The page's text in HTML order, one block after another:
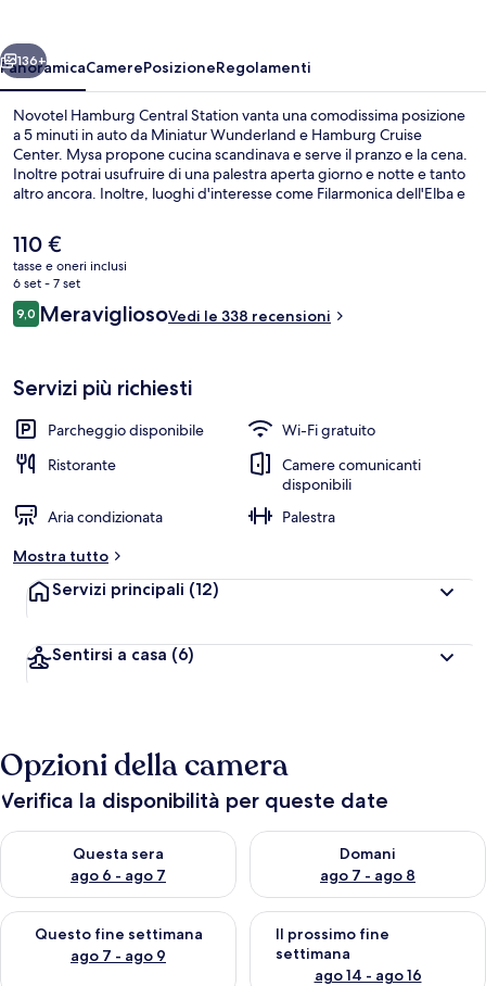
Avanti
136+
PanoramicaCamerePosizioneRegolamenti
Novotel Hamburg Central Station vanta una comodissima posizione
a 5 minuti in auto da Miniatur Wunderland e Hamburg Cruise
Center. Mysa propone cucina scandinava e serve il pranzo e la cena.
Inoltre potrai usufruire di una palestra aperta giorno e notte e tanto
altro ancora. Inoltre, luoghi d'interesse come Filarmonica dell'Elba e
comoda base per spostarsi con i mezzi pubblici: Stazione di
Steinstraße si trova a 3 min a piedi e Stazione metro di
Mönckebergstraße a 5.
Il
prezzo
attuale
è
110 €
110 €
tasse e oneri inclusi
6 set - 7 set
Recensioni
9,09,0 su 10
MeravigliosoVedi le 338 recensioni
Servizi più richiesti
Parcheggio disponibile
Wi-Fi gratuito
Ristorante
Camere comunicanti
disponibili
Aria condizionata
Palestra
Mostra tutto
Servizi principali (12)
Sentirsi a casa (6)
Opzioni della camera
Verifica la disponibilità per queste date
Questa sera
ago 6 - ago 7
Verifica la disponibilità per questa sera, ago 6 - ago 7
Domani
ago 7 - ago 8
Verifica la disponibilità per
Questo fine settimana
ago 7 - ago 9
Verifica la disponibilità per questo fine settimana, ago 7 - ago
Il prossimo fine
settimana
ago 14 - ago 16
Verifica la disponibilità per il